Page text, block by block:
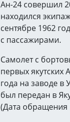
Ан-24 совершил
находился
сентябре 1962
с пассажирами.
Самолет с
первых якутских
года на заводе в
был передан в
(Дата обращения